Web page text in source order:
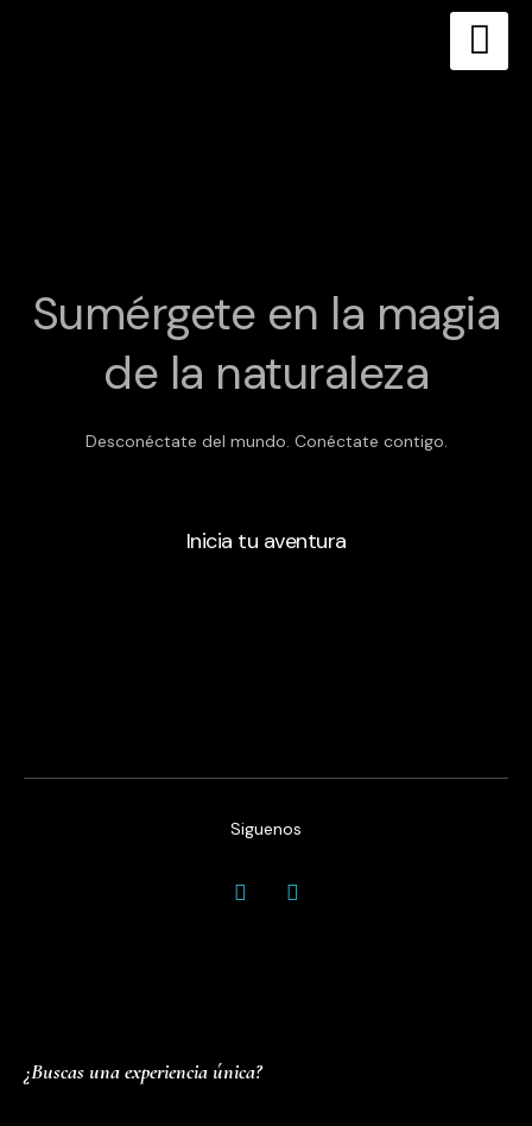
Sumérgete en la magia
de la naturaleza
Desconéctate del mundo. Conéctate contigo.
Inicia tu aventura
Siguenos
¿Buscas una experiencia única?